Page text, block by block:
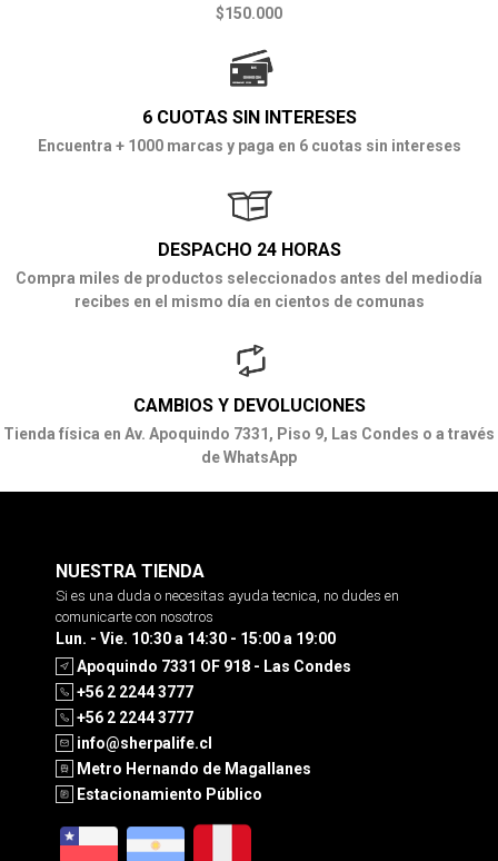
$150.000
6 CUOTAS SIN INTERESES
Encuentra + 1000 marcas y paga en 6 cuotas sin intereses
DESPACHO 24 HORAS
Compra miles de productos seleccionados antes del mediodía
recibes en el mismo día en cientos de comunas
CAMBIOS Y DEVOLUCIONES
Tienda física en Av. Apoquindo 7331, Piso 9, Las Condes o a través
de WhatsApp
NUESTRA TIENDA
Si es una duda o necesitas ayuda tecnica, no dudes en
comunicarte con nosotros
Lun. - Vie. 10:30 a 14:30 - 15:00 a 19:00
Apoquindo 7331 OF 918 - Las Condes
+56 2 2244 3777
+56 2 2244 3777
info@sherpalife.cl
Metro Hernando de Magallanes
Estacionamiento Público